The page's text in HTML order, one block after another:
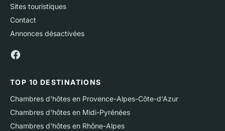
Sites touristiques
Contact
Annonces désactivées
TOP 10 DESTINATIONS
Chambres d'hôtes en Provence-Alpes-Côte-d'Azur
Chambres d'hôtes en Midi-Pyrénées
Chambres d'hôtes en Rhône-Alpes